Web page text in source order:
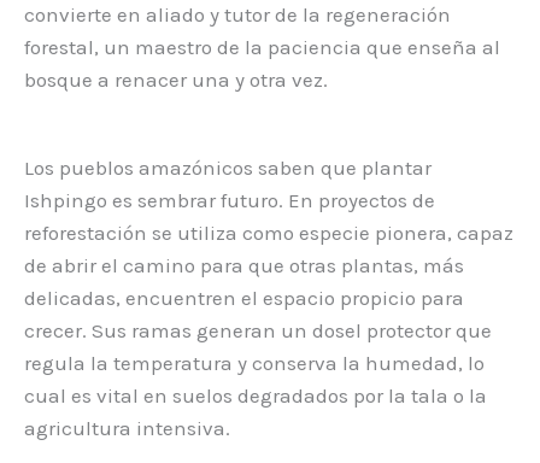
convierte en aliado y tutor de la regeneración
forestal, un maestro de la paciencia que enseña al
bosque a renacer una y otra vez.
Los pueblos amazónicos saben que plantar
Ishpingo es sembrar futuro. En proyectos de
reforestación se utiliza como especie pionera, capaz
de abrir el camino para que otras plantas, más
delicadas, encuentren el espacio propicio para
crecer. Sus ramas generan un dosel protector que
regula la temperatura y conserva la humedad, lo
cual es vital en suelos degradados por la tala o la
agricultura intensiva.